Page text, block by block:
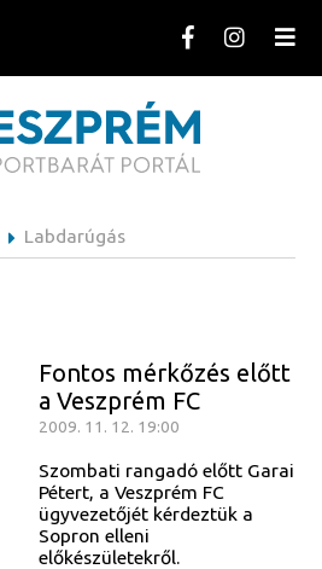
Labdarúgás
Fontos mérkőzés előtt
a Veszprém FC
2009. 11. 12. 19:00
Szombati rangadó előtt Garai
Pétert, a Veszprém FC
ügyvezetőjét kérdeztük a
Sopron elleni
előkészületekről.